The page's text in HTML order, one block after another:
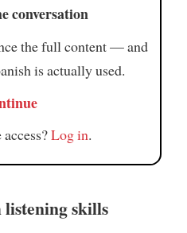
conversation
the full content — and
is actually used.
Log in.
skills